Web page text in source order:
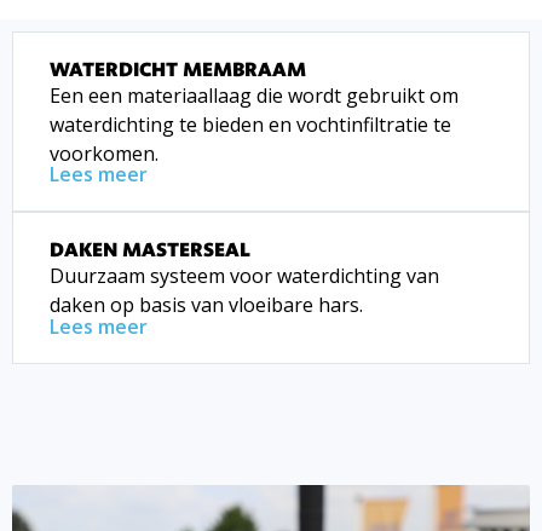
WATERDICHT MEMBRAAM
Een een materiaallaag die wordt gebruikt om
waterdichting te bieden en vochtinfiltratie te
voorkomen.
Lees meer
DAKEN MASTERSEAL
Duurzaam systeem voor waterdichting van
daken op basis van vloeibare hars.
Lees meer